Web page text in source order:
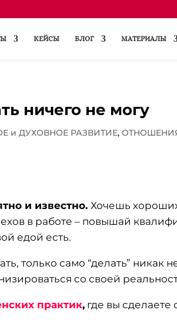
КЕЙСЫ БЛОГ МАТЕРИАЛЫ
ничего не могу
и ДУХОВНОЕ РАЗВИТИЕ,
и известно.Хочешь
в работе – повышай
едой есть.
только само “делать” никак
со своей
практик, где вы